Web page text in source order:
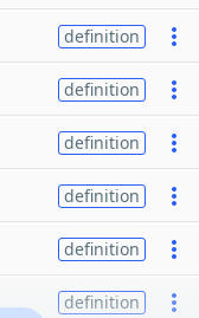
definition
definition
definition
definition
definition
definition